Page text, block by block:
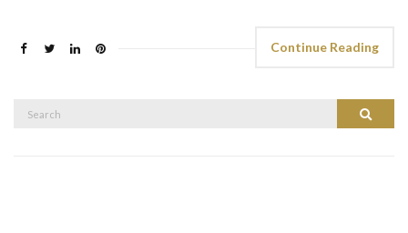
Continue Reading
Search
Search